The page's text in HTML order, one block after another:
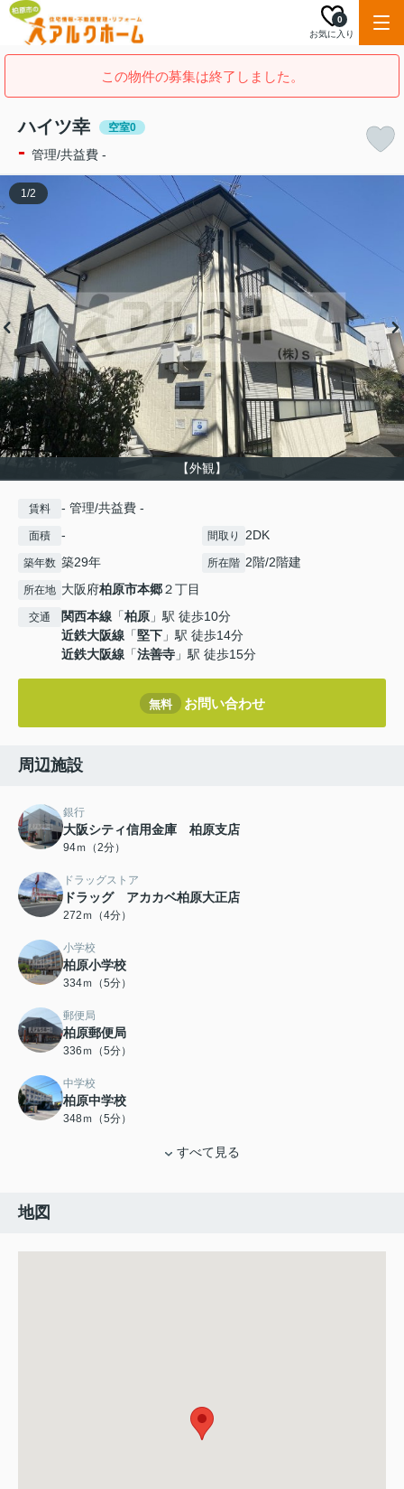
お気に入り
0
この物件の募集は終了しました。
ハイツ幸 空室0
- 管理/共益費 -
【外観】
1/2
賃料 - 管理/共益費 -
面積 - 間取り 2DK
築年数 築29年 所在階 2階/2階建
所在地 大阪府柏原市本郷２丁目
交通 関西本線 「柏原 」駅 徒歩10分
近鉄大阪線 「堅下 」駅 徒歩14分
近鉄大阪線 「法善寺 」駅 徒歩15分
無料 お問い合わせ
周辺施設
銀行
大阪シティ信用金庫 柏原支店
94ｍ（2分）
ドラッグストア
ドラッグ アカカベ柏原大正店
272ｍ（4分）
小学校
柏原小学校
334ｍ（5分）
郵便局
柏原郵便局
336ｍ（5分）
中学校
柏原中学校
348ｍ（5分）
すべて見る
地図